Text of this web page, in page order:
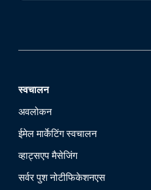
स्वचालन
अवलोकन
ईमेल मार्केटिंग स्वचालन
व्हाट्सएप मैसेजिंग
सर्वर पुश नोटीफिकेशनएस